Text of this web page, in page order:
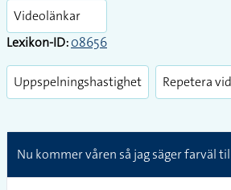
Videolänkar
Lexikon-ID:08656
Uppspelningshastighet Repetera
Nu kommer våren så jag säger farväl